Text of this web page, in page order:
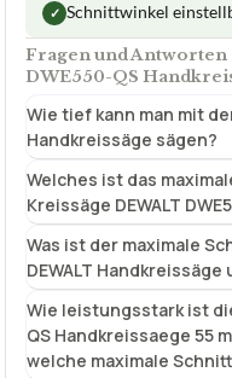
✓ Schnittwinkel
Fragen und Antworten
DWE550-QS
Wie tief kann man mit
Handkreissäge sägen?
Welches ist das
Kreissäge DEWALT
Was ist der maximale
DEWALT
Wie leistungsstark ist die Kreissäge
QS Handkreissaege 55 mm 1200
welche maximale